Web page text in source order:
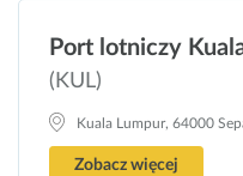
Port lotniczy
(KUL)
Kuala Lumpur, 64000
Zobacz więcej